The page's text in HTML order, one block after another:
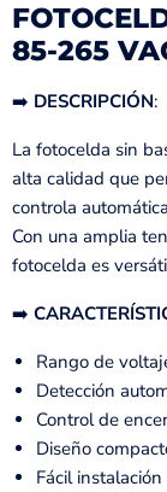
85-265
➡️ DESCRIPCIÓN:
La fotocelda sin
alta calidad que
controla
Con una amplia
fotocelda es
➡️
Rango de
Detección
Control de
Diseño
Fácil instalación